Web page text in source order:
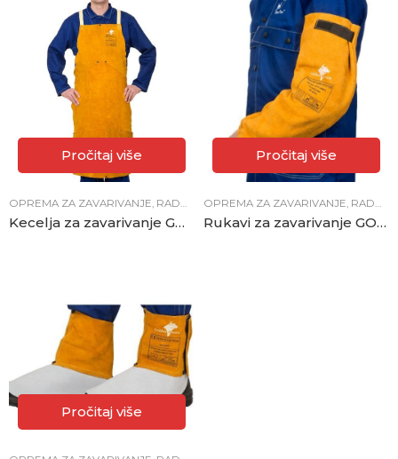
Pročitaj više
OPREMA ZA ZAVARIVANJE RADNA ODJEĆA
Kecelja za zavarivanje GOLDEN BROWN
Pročitaj više
OPREMA ZA ZAVARIVANJE RADNA ODJEĆA
Rukavi za zavarivanje GOLDEN BROWN
Pročitaj više